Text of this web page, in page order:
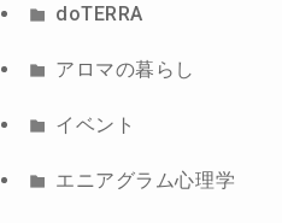
doTERRA
アロマの暮らし
イベント
エニアグラム心理学